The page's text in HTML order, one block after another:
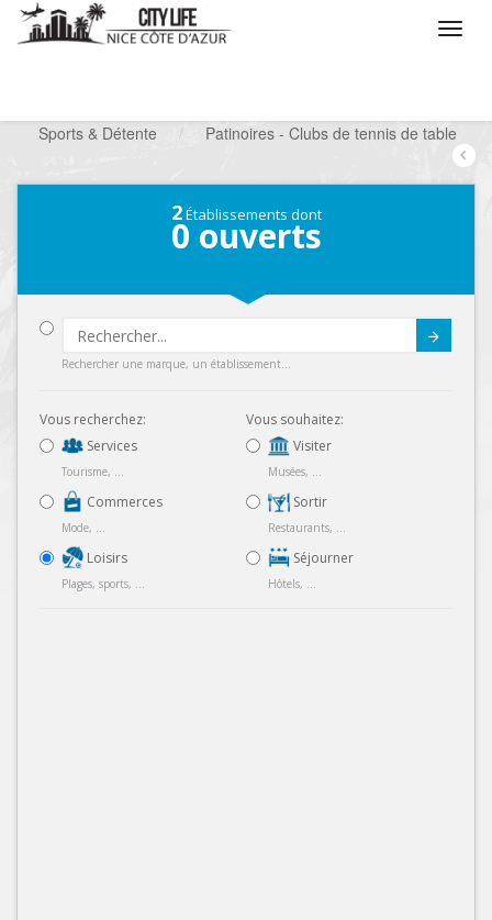
Sports & Détente
/ Patinoires - Clubs de tennis de table
2Établissements dont
0 ouverts
Rechercher une marque, un établissement...
Vous recherchez:
Services
Tourisme, ...
Commerces
Mode, ...
Loisirs
Plages, sports, ...
Vous souhaitez:
Visiter
Musées, ...
Sortir
Restaurants, ...
Séjourner
Hôtels, ...